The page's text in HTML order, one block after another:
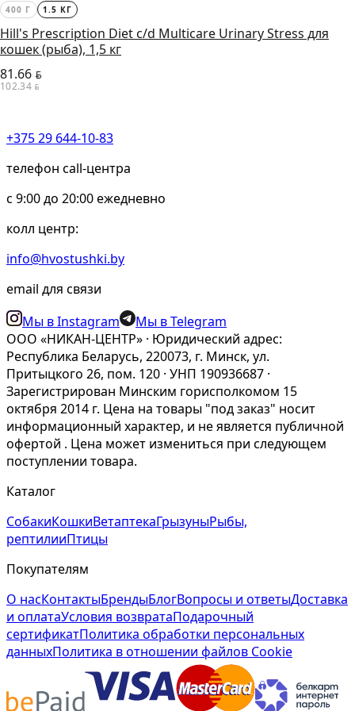
400 Г 1.5 КГ
Hill's Prescription Diet c/d Multicare Urinary Stress для
кошек (рыба), 1,5 кг
81.66 BYN
102.34 BYN
+375 29 644-10-83
телефон call-центра
c 9:00 до 20:00 ежедневно
колл центр:
info@hvostushki.by
email для связи
Мы в Instagram
Мы в Telegram
ООО «НИКАН-ЦЕНТР» · Юридический адрес:
Республика Беларусь, 220073, г. Минск, ул.
Притыцкого 26, пом. 120 · УНП 190936687 ·
Зарегистрирован Минским горисполкомом 15
октября 2014 г. Цена на товары "под заказ" носит
информационный характер, и не является публичной
офертой . Цена может измениться при следующем
поступлении товара.
Каталог
СобакиКошкиВетаптекаГрызуныРыбы,
рептилииПтицы
Покупателям
О насКонтактыБрендыБлогВопросы и ответыДоставка
и оплатаУсловия возвратаПодарочный
сертификатПолитика обработки персональных
данныхПолитика в отношении файлов Cookie